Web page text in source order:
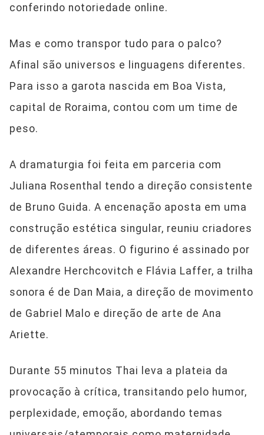
conferindo notoriedade online.
Mas e como transpor tudo para o palco?
Afinal são universos e linguagens diferentes.
Para isso a garota nascida em Boa Vista,
capital de Roraima, contou com um time de
peso.
A dramaturgia foi feita em parceria com
Juliana Rosenthal tendo a direção consistente
de Bruno Guida. A encenação aposta em uma
construção estética singular, reuniu criadores
de diferentes áreas. O figurino é assinado por
Alexandre Herchcovitch e Flávia Laffer, a trilha
sonora é de Dan Maia, a direção de movimento
de Gabriel Malo e direção de arte de Ana
Ariette.
Durante 55 minutos Thai leva a plateia da
provocação à crítica, transitando pelo humor,
perplexidade, emoção, abordando temas